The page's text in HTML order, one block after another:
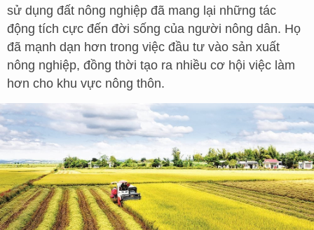
sử dụng đất nông nghiệp đã mang lại những tác
động tích cực đến đời sống của người nông dân. Họ
đã mạnh dạn hơn trong việc đầu tư vào sản xuất
nông nghiệp, đồng thời tạo ra nhiều cơ hội việc làm
hơn cho khu vực nông thôn.